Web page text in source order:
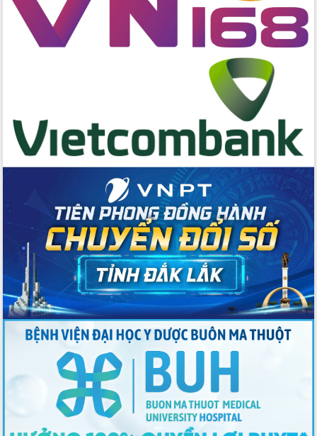
Tập trung triển khai các giải pháp sản
xuất nông nghiệp bền vững, phát thải
tạo tương lai”
Tập trung phát triển khoa học công
nghệ, đổi mới sáng tạo và chuyển đổi
“Hồ sơ phi địa giới – Bước tiến mới
trong cải cách hành chính”
Phó Chủ tịch UBND tỉnh Nguyễn Thiên
Văn kiểm tra công tác chống khai thác
IUU và nuôi trồng thủy sản
Tăng cường các giải pháp nhằm phát
triển hiệu quả khoa học, công nghệ,
đổi mới sáng tạo và chuyển đổi số
Tỉnh Đắk Lắk hiện đại hóa y tế từ bệnh
án điện tử
Tập huấn công tác đối ngoại và tuyên
truyền quản lý biên giới, biển đảo
Nhiều cách làm hay trong chuyển đổi
số vì người dân
Quyết tâm phấn đấu hoàn thành thắng
lợi các mục tiêu, nhiệm vụ Nghị quyết
Đại hội đại biểu Đảng bộ tỉnh Đắk Lắk